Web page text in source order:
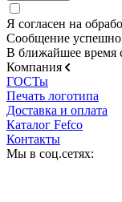
Я согласен на
Сообщение успешно
В ближайшее время
Компания
ГОСТы
Печать логотипа
Доставка и оплата
Каталог Fefco
Контакты
Мы в соц.сетях: